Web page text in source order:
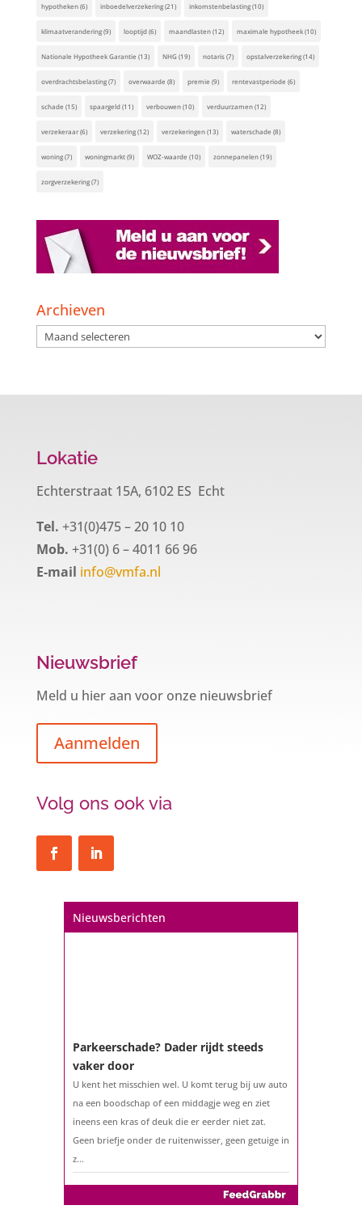
hypotheken(6) inboedelverzekering(21) inkomstenbelasting(10)
klimaatverandering(9) looptijd(6) maandlasten(12) maximale hypotheek(10)
Nationale Hypotheek Garantie (13) NHG(19) notaris(7) opstalverzekering(14)
overdrachtsbelasting(7) overwaarde (8) premie (9) rentevastperiode (6)
schade (15) spaargeld(11) verbouwen(10) verduurzamen(12)
verzekeraar(6) verzekering(12) verzekeringen(13) waterschade (8)
woning(7) woningmarkt(9) WOZ-waarde (10) zonnepanelen(19)
zorgverzekering(7)
Archieven
Archieven
Lokatie
Echterstraat 15A, 6102 ES Echt
Tel. +31(0)475 – 20 10 10
Mob. +31(0) 6 – 4011 66 96
E-mail info@vmfa.nl
Nieuwsbrief
Meld u hier aan voor onze nieuwsbrief
Aanmelden
Volg ons ook via
Nieuwsberichten
Een hypotheek na uw 57e? Er zijn
De woningmarkt is nog steeds in beweging.
Misschien denkt u na over verhuizen, verbouwen
het eigenlijk met een hypotheek als u 57 jaar of
ouder bent?...
Parkeerschade? Dader rijdt steeds
vaker door
U kent het misschien wel. U komt terug bij uw auto
na een boodschap of een middagje weg en ziet
ineens een kras of deuk die er eerder niet zat.
Geen briefje onder de ruitenwisser, geen getuige in
z...